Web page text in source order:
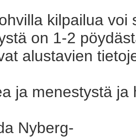
kilpailua voi
on 1-2
alustavien
ja menestystä ja
Nyberg-